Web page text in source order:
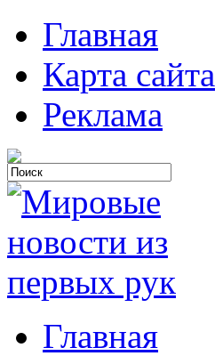
Главная
Карта сайта
Реклама
Главная